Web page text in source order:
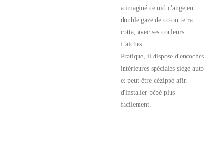
a imaginé ce nid d'ange en
double gaze de coton terra
cotta, avec ses couleurs
fraiches.
Pratique, il dispose d'encoches
intérieures spéciales siège auto
et peut-être dézippé afin
d'installer bébé plus
facilement.